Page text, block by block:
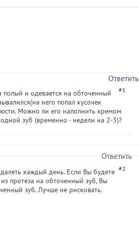
Ответить
#1
полый и одевается на обточенный
него попал кусочек
Можно ли его наполнить кремом
зуб (временно - недели на 2-3)?
Ответить
#2
каждый день. Если Вы будете
протеза на обточенный зуб, Вы
зуб. Лучше не рисковать.